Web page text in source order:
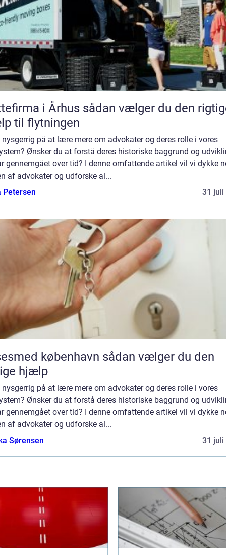
i Århus sådan vælger du den rigtige
til flytningen
nysgerrig på at lære mere om advokater og deres rolle i vores
Ønsker du at forstå deres historiske baggrund og
gennemgået over tid? I denne omfattende artikel vil vi dykke
af advokater og udforske al...
Petersen
31 juli
københavn sådan vælger du den
hjælp
nysgerrig på at lære mere om advokater og deres rolle i vores
Ønsker du at forstå deres historiske baggrund og
gennemgået over tid? I denne omfattende artikel vil vi dykke
af advokater og udforske al...
Sørensen
31 juli